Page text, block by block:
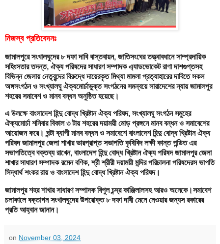
নিজস্ব প্রতিবেদনঃ
জামালপুরে সংখালঘুদের ৮ দফা দাবি বাস্তবায়ন, জাতিসংঘের তত্ত্বাবধানে সাম্প্রদায়িক
সহিংসতার তদন্ত, ঐক্য পরিষদের সাধারণ সম্পাদক এ্যাডভোকেট রাণা দাশগুপ্তসহ
বিভিন্ন জেলায় নেতৃবৃন্দের বিরুদ্ধে দায়েরকৃত মিথ্যা মামলা প্রত্যাহারের দাবিতে সকল
অঙ্গসংগঠন ও সংখ্যালঘু ঐক্যমোর্চাভুক্ত সংগঠনের সমন্বয়ে সারাদেশের ন্যায় জামালপুর
শহরের সমাবেশ ও মানব বন্ধন অনুষ্ঠিত হয়েছে।
এ উলক্ষে বাংলাদেশ হিন্দু বোদ্ধ খ্রিষ্টান ঐক্য পরিষদ, সংখ্যালঘু সংগঠন সমুহের
ঐক্যমোর্চা শনিবার বিকাল ৩ টায় শহরের দয়াময়ী মোড় প্রঙ্গনে মানব বন্ধন ও সমাবেশের
আয়োজন করে। ঘন্টা ব্যাপী মানব বন্ধন ও সমাবেশে বাংলাদেশ হিন্দু বোদ্ধ খ্রিষ্টান ঐক্য
পরিষদ জামালপুর জেলা শাখার ভারপ্রাপ্ত সভাপতি কৃষিবিদ লক্ষী কান্ত পন্ডিত এর
সভাপতিত্বে বক্তব্য রাখেন, বাংলাদেশ হিন্দু বোদ্ধ খ্রিষ্টান ঐক্য পরিষদ জামালপুর জেলা
শাখার সাধারণ সম্পাদক রমেন বণিক, শ্রী শ্রীরী দয়াময়ী মন্দির পরিচালনা পরিষদেরস ভাপতি
সিদ্ধার্থ শংকর রায় ও বাংলাদেশ হিন্দু বোদ্ধ খ্রিষ্টান ঐক্য পরিষদ।
জামালপুর শহর শাখার সাধারণ সম্পাদক বিপুল চন্দ্র কাঞ্জিলালসহ আরও অনেকে।সমাবেশ
চলাকালে বক্তাগন সংখালঘুদের উপরোক্ত ৮ দফা দাবী মেনে নেওয়ার জন্যস রকারের
প্রতি আহ্বান জানান।
on November 03, 2024